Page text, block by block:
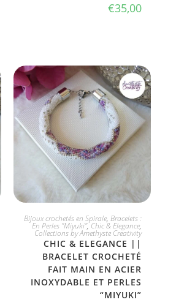
€35,00
JE L'ADOPTE
Bijoux crochetés en Spirale, Bracelets :
En Perles "Miyuki",Chic & Elegance,
Collections by Amethyste Creativity
CHIC & ELEGANCE ||
BRACELET CROCHETÉ
FAIT MAIN EN ACIER
INOXYDABLE ET PERLES
“MIYUKI”